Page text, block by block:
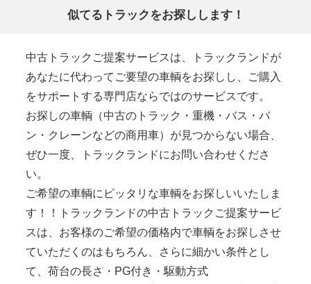
似てるトラックをお探しします！
中古トラックご提案サービスは、トラックランドが
あなたに代わってご要望の車輌をお探しし、ご購入
をサポートする専門店ならではのサービスです。
お探しの車輌（中古のトラック・重機・バス・バ
ン・クレーンなどの商用車）が見つからない場合、
ぜひ一度、トラックランドにお問い合わせくださ
い。
ご希望の車輌にピッタリな車輌をお探しいいたしま
す！！トラックランドの中古トラックご提案サービ
スは、お客様のご希望の価格内で車輌をお探しさせ
ていただくのはもちろん、さらに細かい条件とし
て、荷台の長さ・PG付き・駆動方式